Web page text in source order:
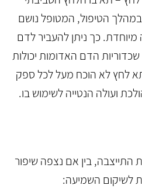
הטיפול, המטופל נושם
מיוחדת. כך ניתן להעביר לדם
שכדוריות הדם האדומות יכולות
לחץ לא הוכח מעל לכל ספק
ועולה הנטייה לשימוש בו.
בין אם נצפה שיפור
לשיקום השמיעה: